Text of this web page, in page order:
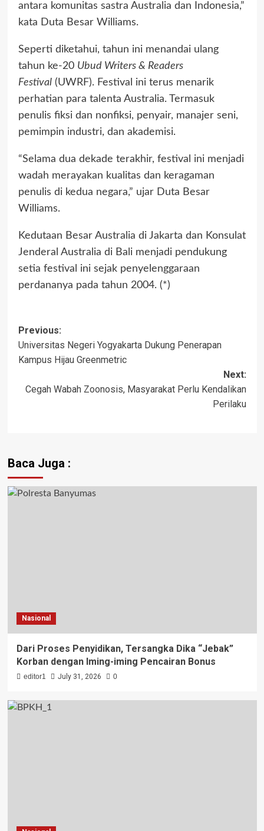
antara komunitas sastra Australia dan Indonesia,”
kata Duta Besar Williams.
Seperti diketahui, tahun ini menandai ulang
tahun ke-20 Ubud Writers & Readers
Festival(UWRF). Festival ini terus menarik
perhatian para talenta Australia. Termasuk
penulis fiksi dan nonfiksi, penyair, manajer seni,
pemimpin industri, dan akademisi.
“Selama dua dekade terakhir, festival ini menjadi
wadah merayakan kualitas dan keragaman
penulis di kedua negara,” ujar Duta Besar
Williams.
Kedutaan Besar Australia di Jakarta dan Konsulat
Jenderal Australia di Bali menjadi pendukung
setia festival ini sejak penyelenggaraan
perdananya pada tahun 2004. (*)
Post
navigation
Previous:
Universitas Negeri Yogyakarta Dukung Penerapan
Kampus Hijau Greenmetric
Next:
Cegah Wabah Zoonosis, Masyarakat Perlu Kendalikan
Perilaku
Baca Juga :
Nasional
Dari Proses Penyidikan, Tersangka Dika “Jebak”
Korban dengan Iming-iming Pencairan Bonus
editor1 July 31, 2026 0